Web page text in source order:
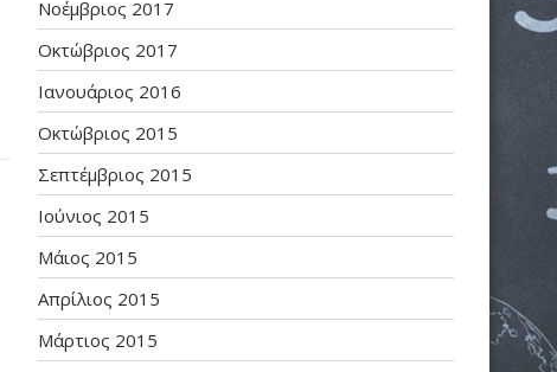
Νοέμβριος 2017
Οκτώβριος 2017
Ιανουάριος 2016
Οκτώβριος 2015
Σεπτέμβριος 2015
Ιούνιος 2015
Μάιος 2015
Απρίλιος 2015
Μάρτιος 2015